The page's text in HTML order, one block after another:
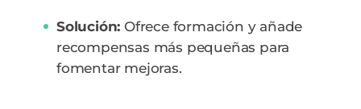
Solución: Ofrece formación y añade
recompensas más pequeñas para
fomentar mejoras.